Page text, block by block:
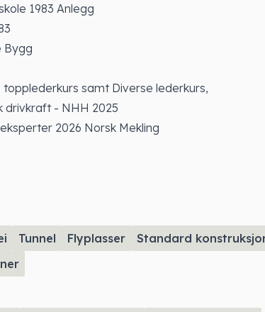
1983 Anlegg
Bygg
samt Diverse lederkurs,
drivkraft - NHH 2025
2026 Norsk Mekling
Tunnel Flyplasser
Standard